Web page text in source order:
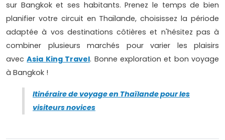
sur Bangkok et ses habitants. Prenez le temps de bien
planifier votre circuit en Thaïlande, choisissez la période
adaptée à vos destinations côtières et n'hésitez pas à
combiner plusieurs marchés pour varier les plaisirs
avecAsia King Travel. Bonne exploration et bon voyage
à Bangkok !
Itinéraire de voyage en Thaïlande pour les
visiteurs novices